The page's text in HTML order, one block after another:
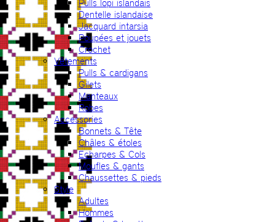
Pulls lopi islandais
Dentelle islandaise
Jacquard intarsia
Poupées et jouets
Crochet
Vêtements
Pulls & cardigans
Gilets
Manteaux
Robes
Accessories
Bonnets & Tête
Châles & étoles
Echarpes & Cols
Moufles & gants
Chaussettes & pieds
Style
Adultes
Hommes